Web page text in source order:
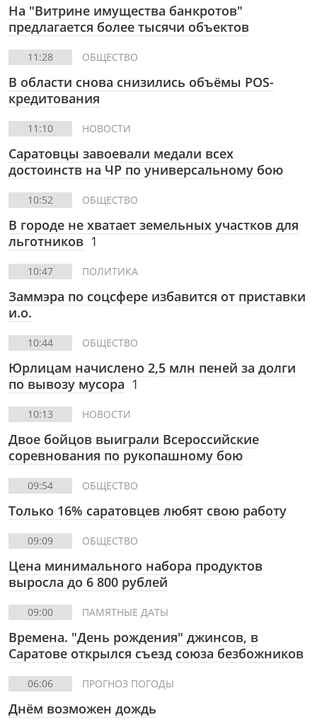
На "Витрине имущества банкротов"
предлагается более тысячи объектов
11:28 ОБЩЕСТВО
В области снова снизились объёмы POS-
кредитования
11:10 НОВОСТИ
Саратовцы завоевали медали всех
достоинств на ЧР по универсальному бою
10:52 ОБЩЕСТВО
В городе не хватает земельных участков для
льготников 1
10:47 ПОЛИТИКА
Заммэра по соцсфере избавится от приставки
и.о.
10:44 ОБЩЕСТВО
Юрлицам начислено 2,5 млн пеней за долги
по вывозу мусора 1
10:13 НОВОСТИ
Двое бойцов выиграли Всероссийские
соревнования по рукопашному бою
09:54 ОБЩЕСТВО
Только 16% саратовцев любят свою работу
09:09 ОБЩЕСТВО
Цена минимального набора продуктов
выросла до 6 800 рублей
09:00 ПАМЯТНЫЕ ДАТЫ
Времена. "День рождения" джинсов, в
Саратове открылся съезд союза безбожников
06:06 ПРОГНОЗ ПОГОДЫ
Днём возможен дождь